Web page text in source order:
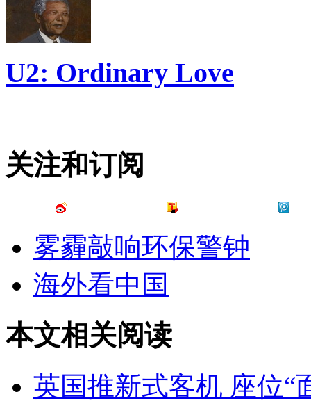
U2: Ordinary Love
关注和订阅
雾霾敲响环保警钟
海外看中国
本文相关阅读
英国推新式客机 座位“